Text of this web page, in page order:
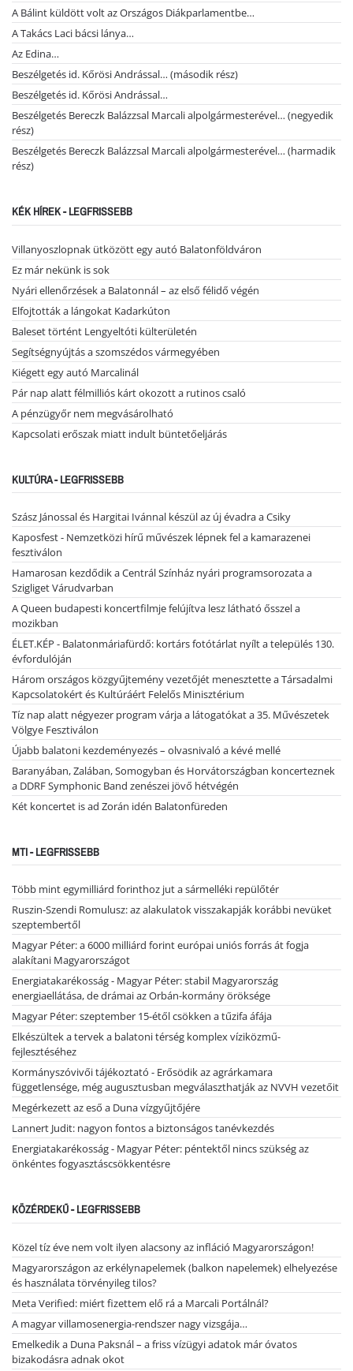
A Bálint küldött volt az Országos Diákparlamentbe…
A Takács Laci bácsi lánya…
Az Edina…
Beszélgetés id. Kőrösi Andrással… (második rész)
Beszélgetés id. Kőrösi Andrással…
Beszélgetés Bereczk Balázzsal Marcali alpolgármesterével… (negyedik
rész)
Beszélgetés Bereczk Balázzsal Marcali alpolgármesterével… (harmadik
rész)
KÉK HÍREK - LEGFRISSEBB
Villanyoszlopnak ütközött egy autó Balatonföldváron
Ez már nekünk is sok
Nyári ellenőrzések a Balatonnál – az első félidő végén
Elfojtották a lángokat Kadarkúton
Baleset történt Lengyeltóti külterületén
Segítségnyújtás a szomszédos vármegyében
Kiégett egy autó Marcalinál
Pár nap alatt félmilliós kárt okozott a rutinos csaló
A pénzügyőr nem megvásárolható
Kapcsolati erőszak miatt indult büntetőeljárás
KULTÚRA - LEGFRISSEBB
Szász Jánossal és Hargitai Ivánnal készül az új évadra a Csiky
Kaposfest - Nemzetközi hírű művészek lépnek fel a kamarazenei
fesztiválon
Hamarosan kezdődik a Centrál Színház nyári programsorozata a
Szigliget Várudvarban
A Queen budapesti koncertfilmje felújítva lesz látható ősszel a
mozikban
ÉLET.KÉP - Balatonmáriafürdő: kortárs fotótárlat nyílt a település 130.
évfordulóján
Három országos közgyűjtemény vezetőjét menesztette a Társadalmi
Kapcsolatokért és Kultúráért Felelős Minisztérium
Tíz nap alatt négyezer program várja a látogatókat a 35. Művészetek
Völgye Fesztiválon
Újabb balatoni kezdeményezés – olvasnivaló a kévé mellé
Baranyában, Zalában, Somogyban és Horvátországban koncerteznek
a DDRF Symphonic Band zenészei jövő hétvégén
Két koncertet is ad Zorán idén Balatonfüreden
MTI - LEGFRISSEBB
Több mint egymilliárd forinthoz jut a sármelléki repülőtér
Ruszin-Szendi Romulusz: az alakulatok visszakapják korábbi nevüket
szeptembertől
Magyar Péter: a 6000 milliárd forint európai uniós forrás át fogja
alakítani Magyarországot
Energiatakarékosság - Magyar Péter: stabil Magyarország
energiaellátása, de drámai az Orbán-kormány öröksége
Magyar Péter: szeptember 15-étől csökken a tűzifa áfája
Elkészültek a tervek a balatoni térség komplex víziközmű-
fejlesztéséhez
Kormányszóvivői tájékoztató - Erősödik az agrárkamara
függetlensége, még augusztusban megválaszthatják az NVVH vezetőit
Megérkezett az eső a Duna vízgyűjtőjére
Lannert Judit: nagyon fontos a biztonságos tanévkezdés
Energiatakarékosság - Magyar Péter: péntektől nincs szükség az
önkéntes fogyasztáscsökkentésre
KÖZÉRDEKŰ - LEGFRISSEBB
Közel tíz éve nem volt ilyen alacsony az infláció Magyarországon!
Magyarországon az erkélynapelemek (balkon napelemek) elhelyezése
és használata törvényileg tilos?
Meta Verified: miért fizettem elő rá a Marcali Portálnál?
A magyar villamosenergia-rendszer nagy vizsgája…
Emelkedik a Duna Paksnál – a friss vízügyi adatok már óvatos
bizakodásra adnak okot